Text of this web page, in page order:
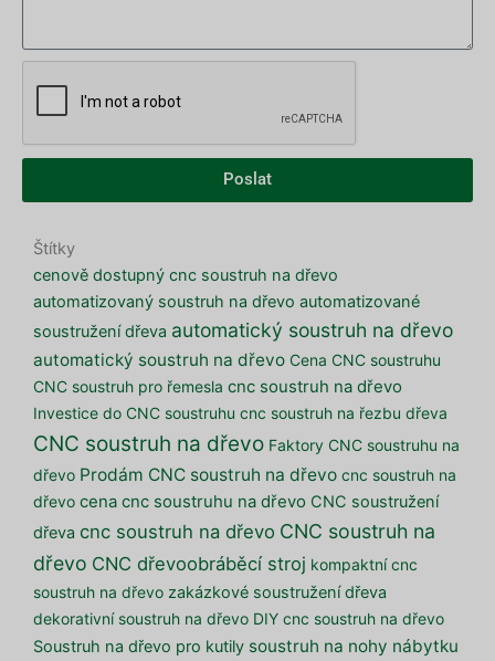
Poslat
Štítky
cenově dostupný cnc soustruh na dřevo
automatizovaný soustruh na dřevo automatizované
soustružení dřeva automatický soustruh na dřevo
automatický soustruh na dřevo Cena CNC soustruhu
CNC soustruh pro řemesla cnc soustruh na dřevo
Investice do CNC soustruhu cnc soustruh na řezbu dřeva
CNC soustruh na dřevo Faktory CNC soustruhu na
dřevo Prodám CNC soustruh na dřevo cnc soustruh na
dřevo cena cnc soustruhu na dřevo CNC soustružení
dřeva cnc soustruh na dřevo CNC soustruh na
dřevo CNC dřevoobráběcí stroj kompaktní cnc
soustruh na dřevo zakázkové soustružení dřeva
dekorativní soustruh na dřevo DIY cnc soustruh na dřevo
Soustruh na dřevo pro kutily soustruh na nohy nábytku